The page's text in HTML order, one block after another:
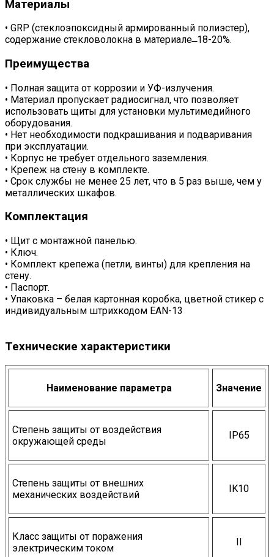
Материалы
• GRP (стеклоэпоксидный армированный полиэстер),
содержание стекловолокна в материале ̶ 18-20%.
Преимущества
• Полная защита от коррозии и УФ-излучения.
• Материал пропускает радиосигнал, что позволяет
использовать щиты для установки мультимедийного
оборудования.
• Нет необходимости подкрашивания и подваривания
при эксплуатации.
• Корпус не требует отдельного заземления.
• Крепеж на стену в комплекте.
• Срок службы не менее 25 лет, что в 5 раз выше, чем у
металлических шкафов.
Комплектация
• Щит с монтажной панелью.
• Ключ.
• Комплект крепежа (петли, винты) для крепления на
стену.
• Паспорт.
• Упаковка – белая картонная коробка, цветной стикер с
индивидуальным штрихкодом EAN-13
Технические характеристики
Наименование параметра Значение
Степень защиты от воздействия
окружающей среды
IP65
Степень защиты от внешних
механических воздействий
IK10
Класс защиты от поражения
электрическим током
II